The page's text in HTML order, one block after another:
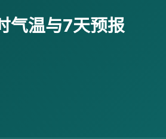
气温与7天预报